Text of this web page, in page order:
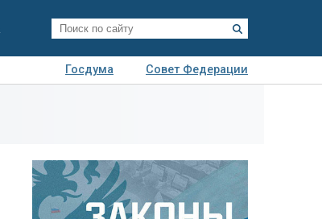
Госдума
Совет Федерации